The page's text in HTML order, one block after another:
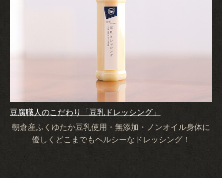
豆腐職人のこだわり「豆乳ドレッシング」
朝倉産ふくゆたか豆乳使用・無添加・ノンオイル身体に
優しくどこまでもヘルシーなドレッシング！